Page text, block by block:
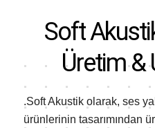
Soft
Üretim &
.Soft Akustik olarak, ses
ürünlerinin tasarımından